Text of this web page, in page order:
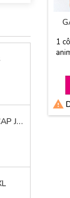
REGENE CARE- CAP JOUVENCE LOT DE 2
1
